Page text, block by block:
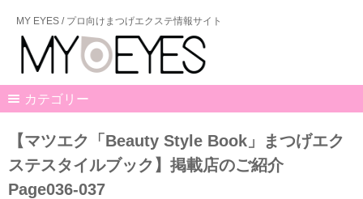
MY EYES / プロ向けまつげエクステ情報サイト
カテゴリー
【マツエク「Beauty Style Book」まつげエク
ステスタイルブック】掲載店のご紹介
Page036-037